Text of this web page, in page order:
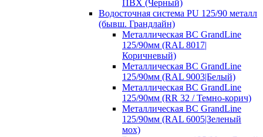
ПВХ (Черный)
Водосточная система PU 125/90 металл
(бывш. Грандлайн)
Металлическая ВС GrandLine
125/90мм (RAL 8017|
Коричневый)
Металлическая ВС GrandLine
125/90мм (RAL 9003|Белый)
Металлическая ВС GrandLine
125/90мм (RR 32 / Темно-корич)
Металлическая ВС GrandLine
125/90мм (RAL 6005|Зеленый
мох)